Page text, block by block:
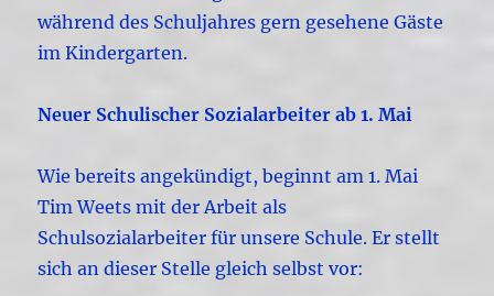
während des Schuljahres gern gesehene Gäste
im Kindergarten.
Neuer Schulischer Sozialarbeiter ab 1. Mai
Wie bereits angekündigt, beginnt am 1. Mai
Tim Weets mit der Arbeit als
Schulsozialarbeiter für unsere Schule. Er stellt
sich an dieser Stelle gleich selbst vor: